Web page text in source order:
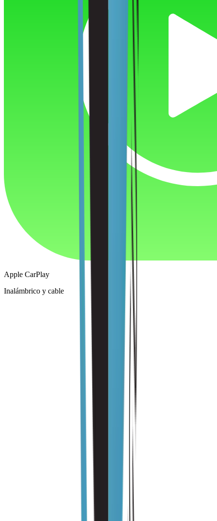
Apple CarPlay
Inalámbrico y cable